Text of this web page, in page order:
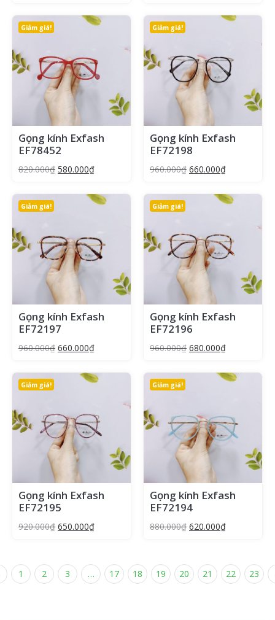
Giảm giá!
Gọng kính Exfash
EF78452
820.000₫ 580.000₫
Giảm giá!
Gọng kính Exfash
EF72198
960.000₫ 660.000₫
Giảm giá!
Gọng kính Exfash
EF72197
960.000₫ 660.000₫
Giảm giá!
Gọng kính Exfash
EF72196
960.000₫ 680.000₫
Giảm giá!
Gọng kính Exfash
EF72195
920.000₫ 650.000₫
Giảm giá!
Gọng kính Exfash
EF72194
880.000₫ 620.000₫
1 2 3 … 17 18 19 20 21 22 23